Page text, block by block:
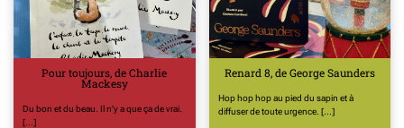
Pour toujours, de Charlie
Mackesy
Du bon et du beau. Il n'y a que ça de vrai.
[...]
Renard 8, de George Saunders
Hop hop hop au pied du sapin et à
diffuser de toute urgence. [...]